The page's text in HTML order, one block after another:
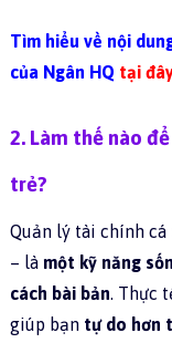
Tìm hiểu về nội
của Ngân HQ tại đây
2. Làm thế nào
trẻ?
Quản lý tài chính
– là một kỹ năng
cách bài bản. Thực
giúp bạn tự do hơn